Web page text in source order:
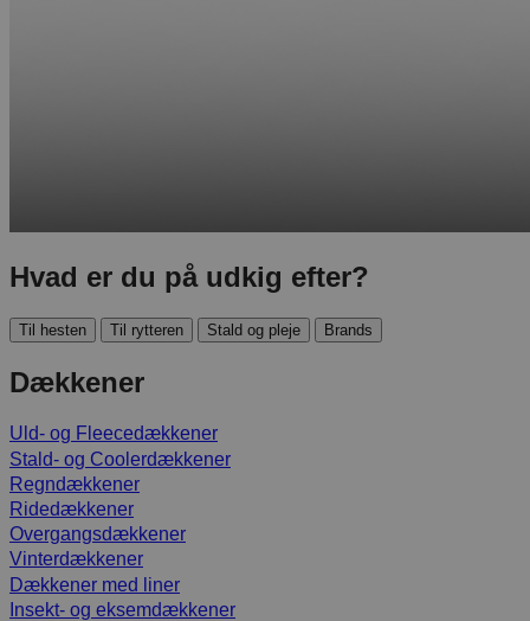
Hvad er du på udkig efter?
Til hesten Til rytteren Stald og pleje Brands
Dækkener
Uld- og Fleecedækkener
Stald- og Coolerdækkener
Regndækkener
Ridedækkener
Overgangsdækkener
Vinterdækkener
Dækkener med liner
Insekt- og eksemdækkener